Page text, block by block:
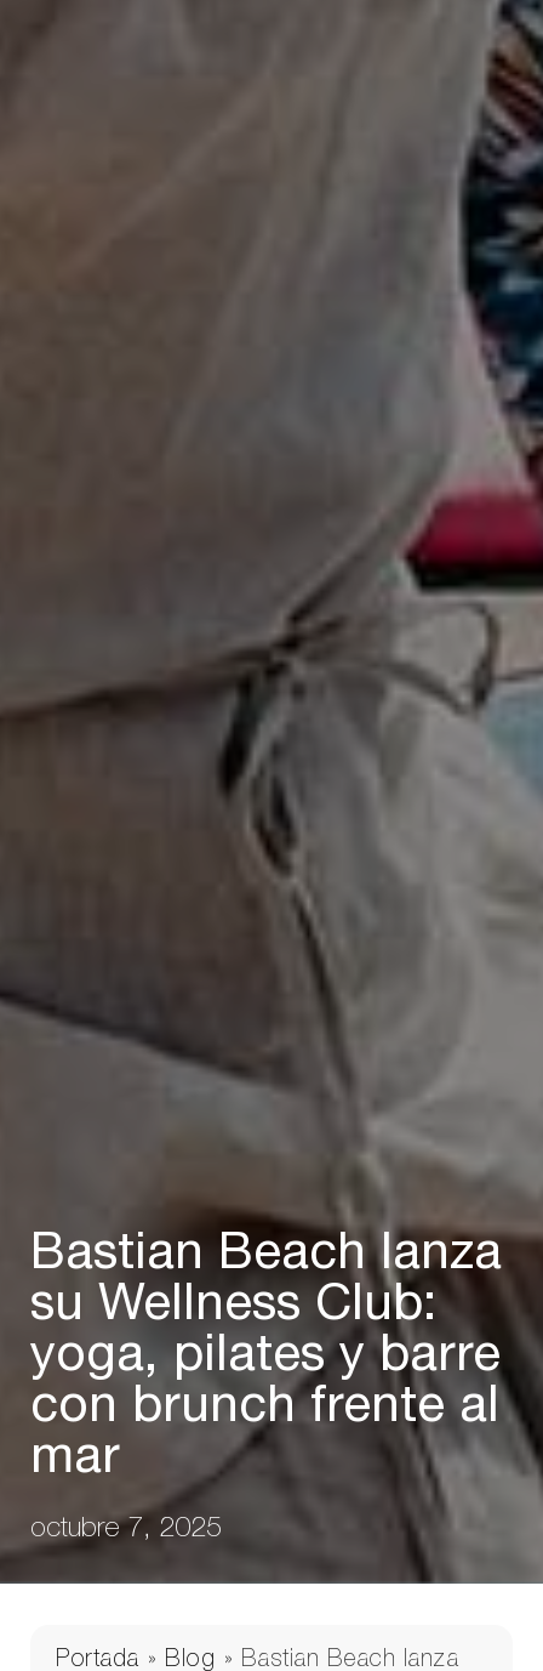
Bastian Beach lanza
su Wellness Club:
yoga, pilates y barre
con brunch frente al
mar
octubre 7, 2025
Portada » Blog » Bastian Beach lanza